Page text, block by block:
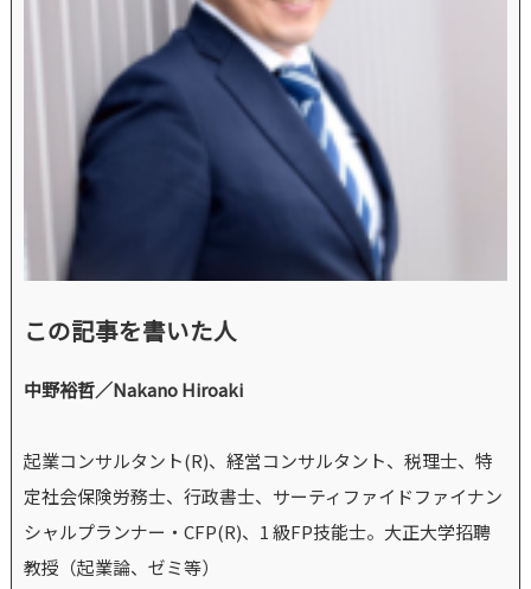
この記事を書いた人
中野裕哲／Nakano Hiroaki
起業コンサルタント(R)、経営コンサルタント、税理士、特
定社会保険労務士、行政書士、サーティファイドファイナン
シャルプランナー・CFP(R)、1 級FP技能士。大正大学招聘
教授（起業論、ゼミ等）